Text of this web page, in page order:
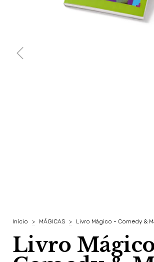
Início > MÁGICAS > Livro Mágico - Comedy &
Livro